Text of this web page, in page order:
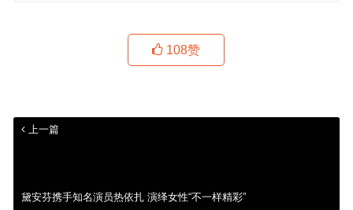
108赞
上一篇
黛安芬携手知名演员热依扎 演绎女性“不一样精彩”